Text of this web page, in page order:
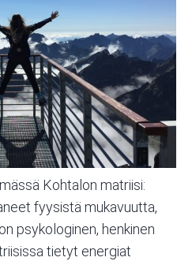
Kohtalon matriisi:
fyysistä mukavuutta,
psykologinen, henkinen
tietyt energiat